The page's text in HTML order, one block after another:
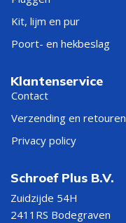
Kit, lijm en pur
Poort- en hekbeslag
Klantenservice
Contact
Verzending en retouren
Privacy policy
Schroef Plus B.V.
Zuidzijde 54H
2411RS Bodegraven